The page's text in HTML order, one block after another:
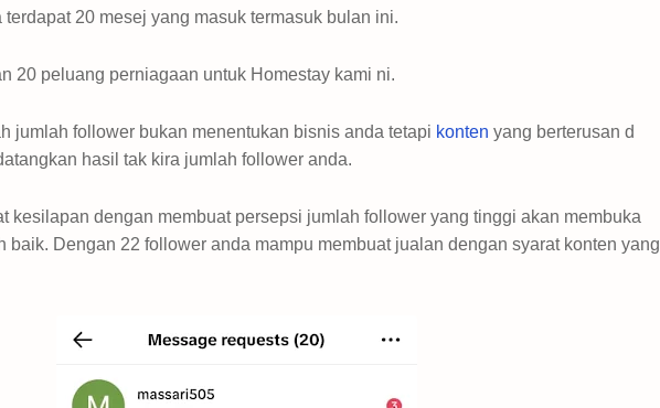
20 mesej yang masuk termasuk bulan ini.
20 peluang perniagaan untuk Homestay kami ni.
jumlah follower bukan menentukan bisnis anda tetapi konten yang berterusan d
hasil tak kira jumlah follower anda.
kesilapan dengan membuat persepsi jumlah follower yang tinggi akan membuka
baik. Dengan 22 follower anda mampu membuat jualan dengan syarat konten yang